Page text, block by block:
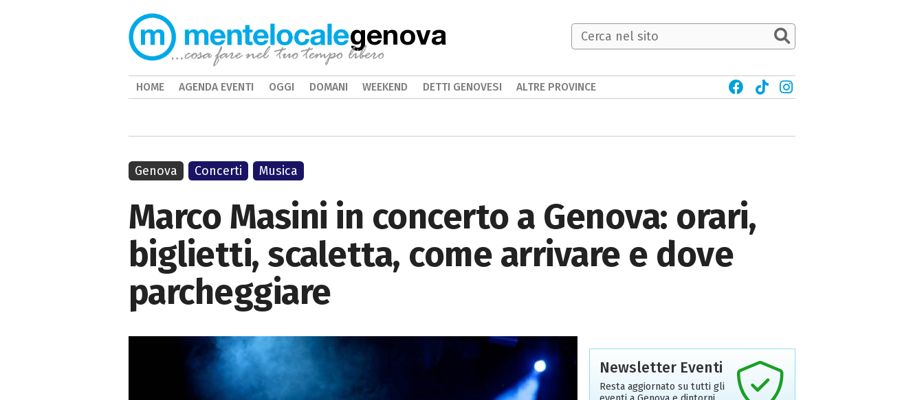
Marco Masini in concerto a Genova: orari,
biglietti, scaletta, come arrivare e dove
parcheggiare
Genova Concerti Musica
Newsletter Eventi
Resta aggiornato su tutti gli
genova
HOME AGENDA EVENTI OGGI DOMANI WEEKEND DETTI GENOVESI ALTRE PROVINCE